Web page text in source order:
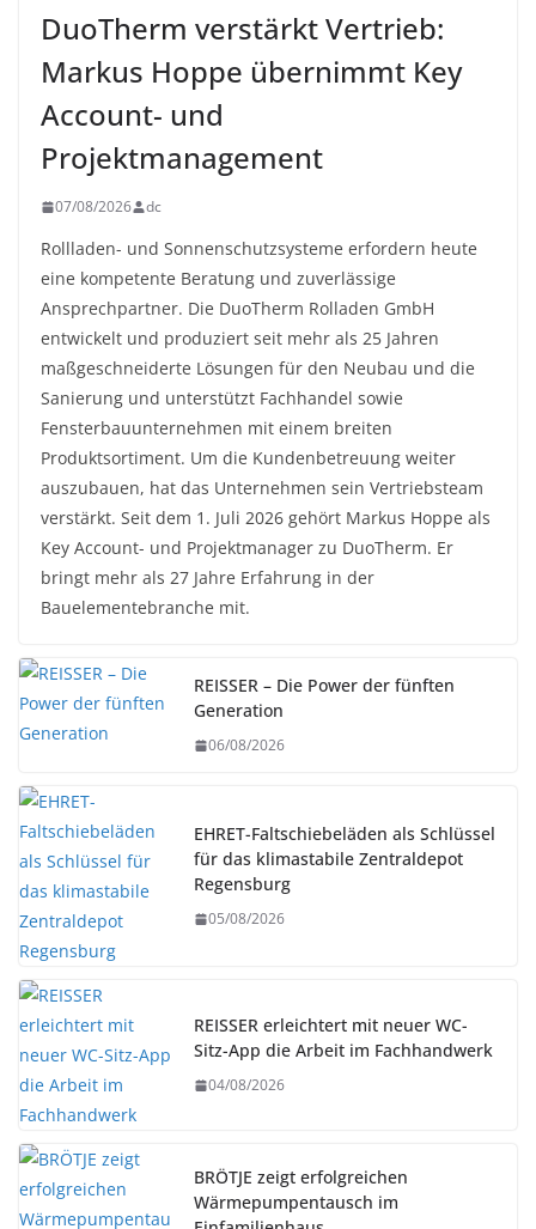
DuoTherm verstärkt Vertrieb:
Markus Hoppe übernimmt Key
Account- und
Projektmanagement
07/08/2026 dc
Rollladen- und Sonnenschutzsysteme erfordern heute
eine kompetente Beratung und zuverlässige
Ansprechpartner. Die DuoTherm Rolladen GmbH
entwickelt und produziert seit mehr als 25 Jahren
maßgeschneiderte Lösungen für den Neubau und die
Sanierung und unterstützt Fachhandel sowie
Fensterbauunternehmen mit einem breiten
Produktsortiment. Um die Kundenbetreuung weiter
auszubauen, hat das Unternehmen sein Vertriebsteam
verstärkt. Seit dem 1. Juli 2026 gehört Markus Hoppe als
Key Account- und Projektmanager zu DuoTherm. Er
bringt mehr als 27 Jahre Erfahrung in der
Bauelementebranche mit.
REISSER – Die Power der fünften
Generation
06/08/2026
EHRET-Faltschiebeläden als Schlüssel
für das klimastabile Zentraldepot
Regensburg
05/08/2026
REISSER erleichtert mit neuer WC-
Sitz-App die Arbeit im Fachhandwerk
04/08/2026
BRÖTJE zeigt erfolgreichen
Wärmepumpentausch im